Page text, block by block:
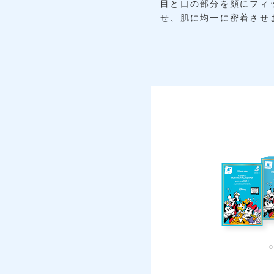
目と口の部分を顔にフィ
せ、肌に均一に密着させ
©